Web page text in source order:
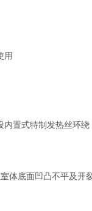
用
置式特制发热丝环
体底面凹凸不平及开